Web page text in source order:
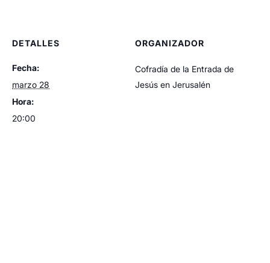
DETALLES
Fecha:
marzo 28
Hora:
20:00
ORGANIZADOR
Cofradía de la Entrada de
Jesús en Jerusalén